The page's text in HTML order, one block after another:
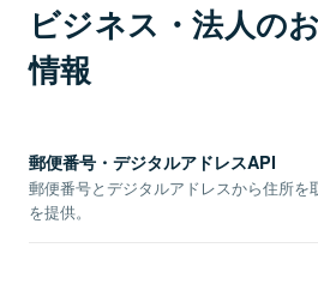
ビジネス・法人の
情報
郵便番号・デジタルアドレスAPI
郵便番号とデジタルアドレスから住所を
を提供。